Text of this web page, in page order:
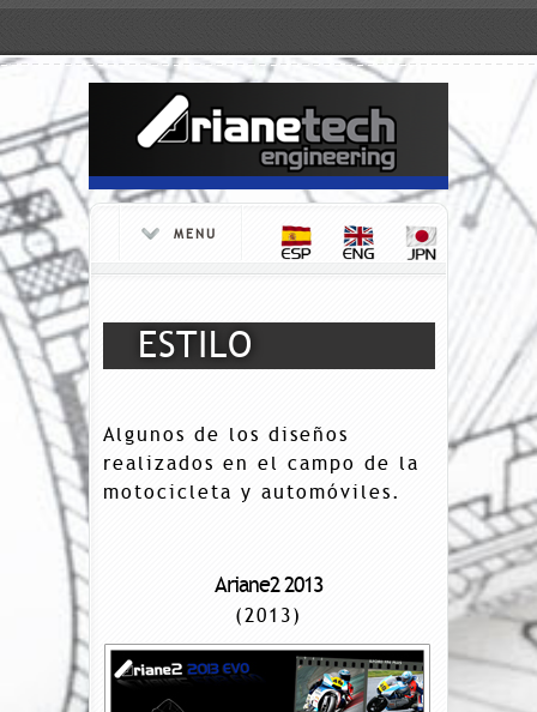
MENU
ESTILO
Algunos de los diseños
realizados en el campo de la
motocicleta y automóviles.
Ariane2 2013
(2013)